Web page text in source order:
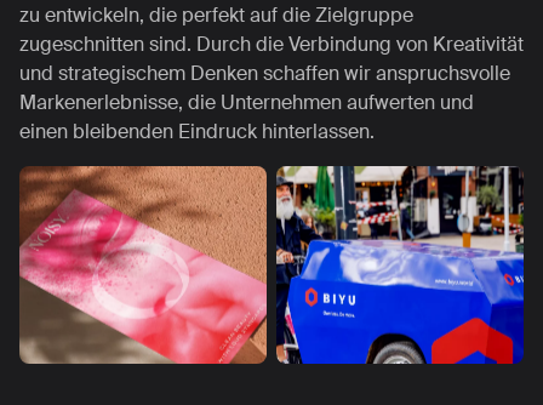
zu entwickeln, die perfekt auf die Zielgruppe
zugeschnitten sind. Durch die Verbindung von Kreativität
und strategischem Denken schaffen wir anspruchsvolle
Markenerlebnisse, die Unternehmen aufwerten und
einen bleibenden Eindruck hinterlassen.